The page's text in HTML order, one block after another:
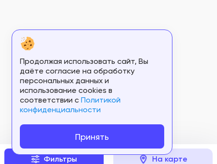
Фильтры На карте
Продолжая использовать сайт, Вы
даёте согласие на обработку
персональных данных и
использование cookies в
соответствии c Политикой
конфиденциальности
Принять